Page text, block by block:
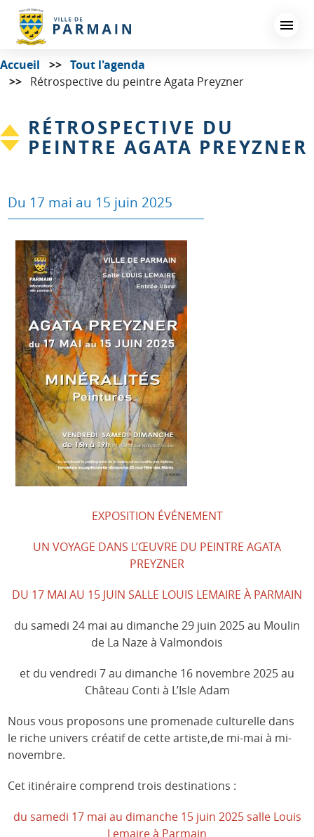
Accueil
Tout l'agenda
Rétrospective du peintre Agata Preyzner
RÉTROSPECTIVE DU
PEINTRE AGATA PREYZNER
Du 17 mai au 15 juin 2025
EXPOSITION ÉVÉNEMENT
UN VOYAGE DANS L’ŒUVRE DU PEINTRE AGATA
PREYZNER
DU 17 MAI AU 15 JUIN SALLE LOUIS LEMAIRE À PARMAIN
du samedi 24 mai au dimanche 29 juin 2025 au Moulin
de La Naze à Valmondois
et du vendredi 7 au dimanche 16 novembre 2025 au
Château Conti à L’Isle Adam
Nous vous proposons une promenade culturelle dans
le riche univers créatif de cette artiste,de mi-mai à mi-
novembre.
Cet itinéraire comprend trois destinations :
du samedi 17 mai au dimanche 15 juin 2025 salle Louis
Lemaire à Parmain